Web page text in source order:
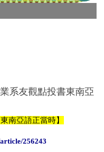
系友觀點投書東南亞
南亞語正當時】
256243